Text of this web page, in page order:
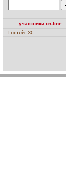
участники on-line:
Гостей: 30